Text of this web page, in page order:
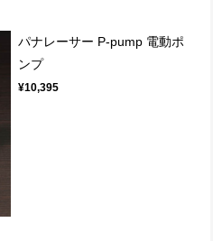
パナレーサー P-pump 電動ポ
ンプ
¥10,395